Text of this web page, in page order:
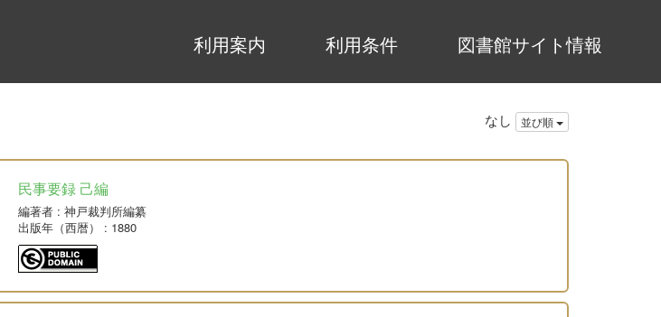
利用案内 利用条件 図書館サイト情報
なし 並び順
民事要録 己編
編著者: 神戸裁判所編纂
出版年（西暦）
: 1880